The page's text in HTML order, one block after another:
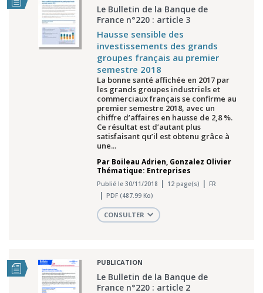
Le Bulletin de la Banque de
France n°220 : article 3
Hausse sensible des
investissements des grands
groupes français au premier
semestre 2018
La bonne santé affichée en 2017 par
les grands groupes industriels et
commerciaux français se confirme au
premier semestre 2018, avec un
chiffre d’affaires en hausse de 2,8 %.
Ce résultat est d’autant plus
satisfaisant qu’il est obtenu grâce à
une...
Par Boileau Adrien, Gonzalez Olivier
Thématique: Entreprises
Publié le 30/11/2018 12 page(s)
FR
PDF (487.99 Ko)
CONSULTER
PUBLICATION
Le Bulletin de la Banque de
France n°220 : article 2